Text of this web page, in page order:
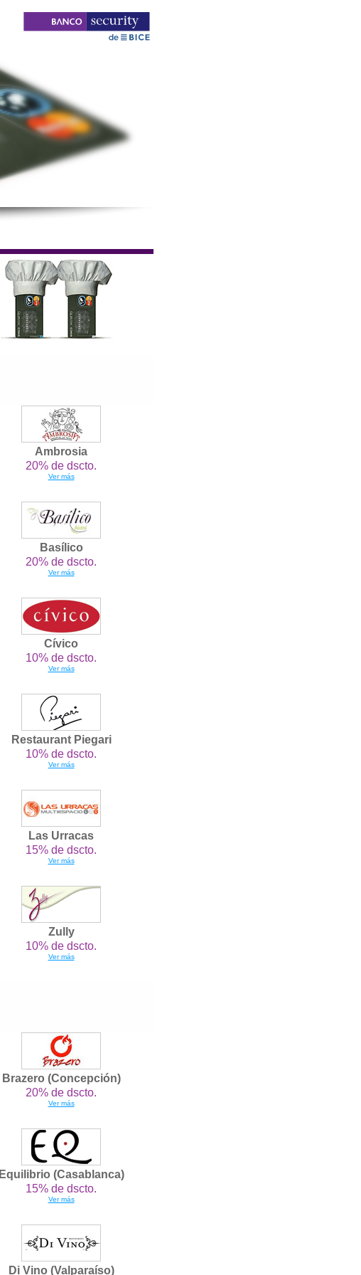
Ambrosia
20% de dscto.
Ver más
Basílico
20% de dscto.
Ver más
Cívico
10% de dscto.
Ver más
Restaurant Piegari
10% de dscto.
Ver más
Las Urracas
15% de dscto.
Ver más
Zully
10% de dscto.
Ver más
Brazero (Concepción)
20% de dscto.
Ver más
Equilibrio (Casablanca)
15% de dscto.
Ver más
Di Vino (Valparaíso)